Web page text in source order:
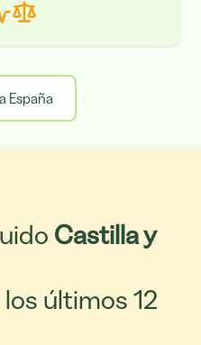
España
Castilla y
últimos 12